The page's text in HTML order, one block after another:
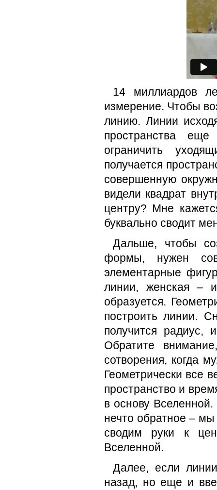
14 миллиардов
измерение. Чтобы
линию. Линии
пространства
ограничить
получается
совершенную
видели квадрат
центру? Мне
буквально сводит
Дальше, чтобы
формы, нужен
элементарные
линии, женская –
образуется.
построить линии.
получится радиус,
Обратите
сотворения, когда
Геометрически все
пространство и
в основу
нечто обратное – мы
сводим руки к
Вселенной.
Далее, если
назад, но еще и